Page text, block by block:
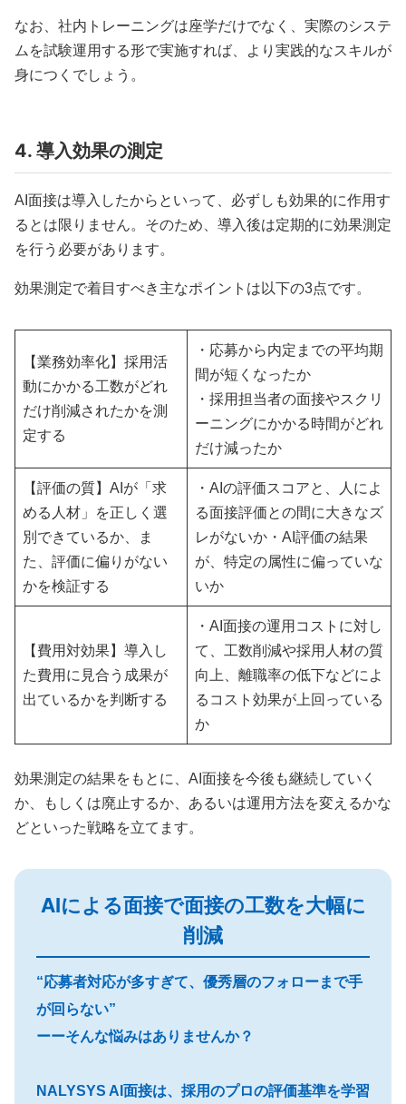
なお、社内トレーニングは座学だけでなく、実際のシステ
ムを試験運用する形で実施すれば、より実践的なスキルが
身につくでしょう。
4. 導入効果の測定
AI面接は導入したからといって、必ずしも効果的に作用す
るとは限りません。そのため、導入後は定期的に効果測定
を行う必要があります。
効果測定で着目すべき主なポイントは以下の3点です。
【業務効率化】採用活
動にかかる工数がどれ
だけ削減されたかを測
定する
・応募から内定までの平均期
間が短くなったか
・採用担当者の面接やスクリ
ーニングにかかる時間がどれ
だけ減ったか
【評価の質】AIが「求
める人材」を正しく選
別できているか、ま
た、評価に偏りがない
かを検証する
・AIの評価スコアと、人によ
る面接評価との間に大きなズ
レがないか・AI評価の結果
が、特定の属性に偏っていな
いか
【費用対効果】導入し
た費用に見合う成果が
出ているかを判断する
・AI面接の運用コストに対し
て、工数削減や採用人材の質
向上、離職率の低下などによ
るコスト効果が上回っている
か
効果測定の結果をもとに、AI面接を今後も継続していく
か、もしくは廃止するか、あるいは運用方法を変えるかな
どといった戦略を立てます。
AIによる面接で面接の工数を大幅に
削減
“応募者対応が多すぎて、優秀層のフォローまで手
が回らない”
ーーそんな悩みはありませんか？
NALYSYS AI面接は、採用のプロの評価基準を学習